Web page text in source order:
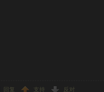
回复 支持 反对